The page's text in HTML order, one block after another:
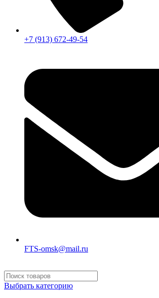
+7 (913) 672-49-54
FTS-omsk@mail.ru
Выбрать категорию